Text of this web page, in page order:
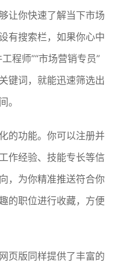
让你快速了解当下市场
有搜索栏，如果你心中
程师”“市场营销专员”
键词，就能迅速筛选出
。
的功能。你可以注册并
作经验、技能专长等信
，为你精准推送符合你
的职位进行收藏，方便
页版同样提供了丰富的